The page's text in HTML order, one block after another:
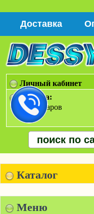
Доставка
Личный кабинет
Корзина:
Нет товаров
Каталог
Меню